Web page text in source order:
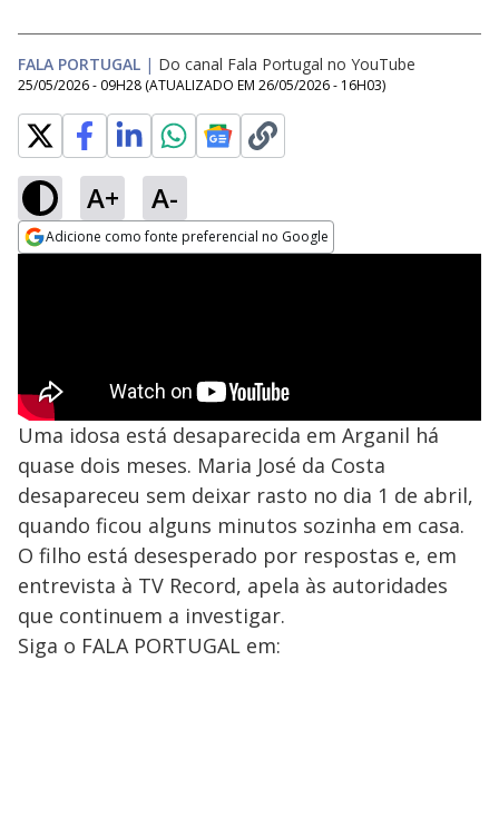
FALA PORTUGAL | Do canal Fala Portugal no YouTube
25/05/2026 - 09H28 (ATUALIZADO EM 26/05/2026 - 16H03)
A+ A-
Adicione como fonte preferencial no Google
Uma idosa está desaparecida em Arganil há
quase dois meses. Maria José da Costa
desapareceu sem deixar rasto no dia 1 de abril,
quando ficou alguns minutos sozinha em casa.
O filho está desesperado por respostas e, em
entrevista à TV Record, apela às autoridades
que continuem a investigar.
Siga o FALA PORTUGAL em: